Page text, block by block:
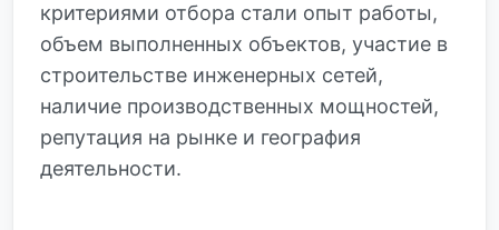
критериями отбора стали опыт работы,
объем выполненных объектов, участие в
строительстве инженерных сетей,
наличие производственных мощностей,
репутация на рынке и география
деятельности.